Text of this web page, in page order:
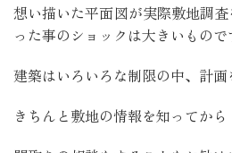
想い描いた平面図が実際敷地調
った事のショックは大きいもので
建築はいろいろな制限の中、計画
きちんと敷地の情報を知ってから